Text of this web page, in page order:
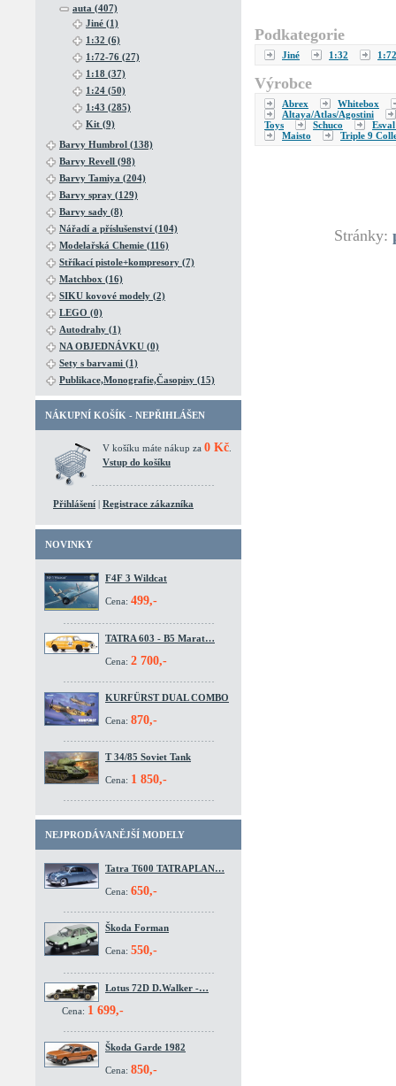
auta (407)
Jiné (1)
1:32 (6)
1:72-76 (27)
1:18 (37)
1:24 (50)
1:43 (285)
Kit (9)
Barvy Humbrol (138)
Barvy Revell (98)
Barvy Tamiya (204)
Barvy spray (129)
Barvy sady (8)
Nářadí a příslušenství (104)
Modelařská Chemie (116)
Stříkací pistole+kompresory (7)
Matchbox (16)
SIKU kovové modely (2)
LEGO (0)
Autodrahy (1)
NA OBJEDNÁVKU (0)
Sety s barvami (1)
Publikace,Monografie,Časopisy (15)
NÁKUPNÍ KOŠÍK - NEPŘIHLÁŠEN
V košíku máte nákup za 0 Kč
Vstup do košíku
Přihlášení | Registrace zákazníka
NOVINKY
F4F 3 Wildcat
Cena: 499,-
TATRA 603 - B5 Marat…
Cena: 2 700,-
KURFÜRST DUAL COMBO
Cena: 870,-
T 34/85 Soviet Tank
Cena: 1 850,-
NEJPRODÁVANĚJŠÍ MODELY
Tatra T600 TATRAPLAN…
Cena: 650,-
Škoda Forman
Cena: 550,-
Lotus 72D D.Walker -…
Cena: 1 699,-
Škoda Garde 1982
Cena: 850,-
Podkategorie
Jiné 1:32
Výrobce
Abrex
Whitebox
Altaya/Atlas/Agostini
Toys
Schuco
Maisto
Triple 9
Stránky: